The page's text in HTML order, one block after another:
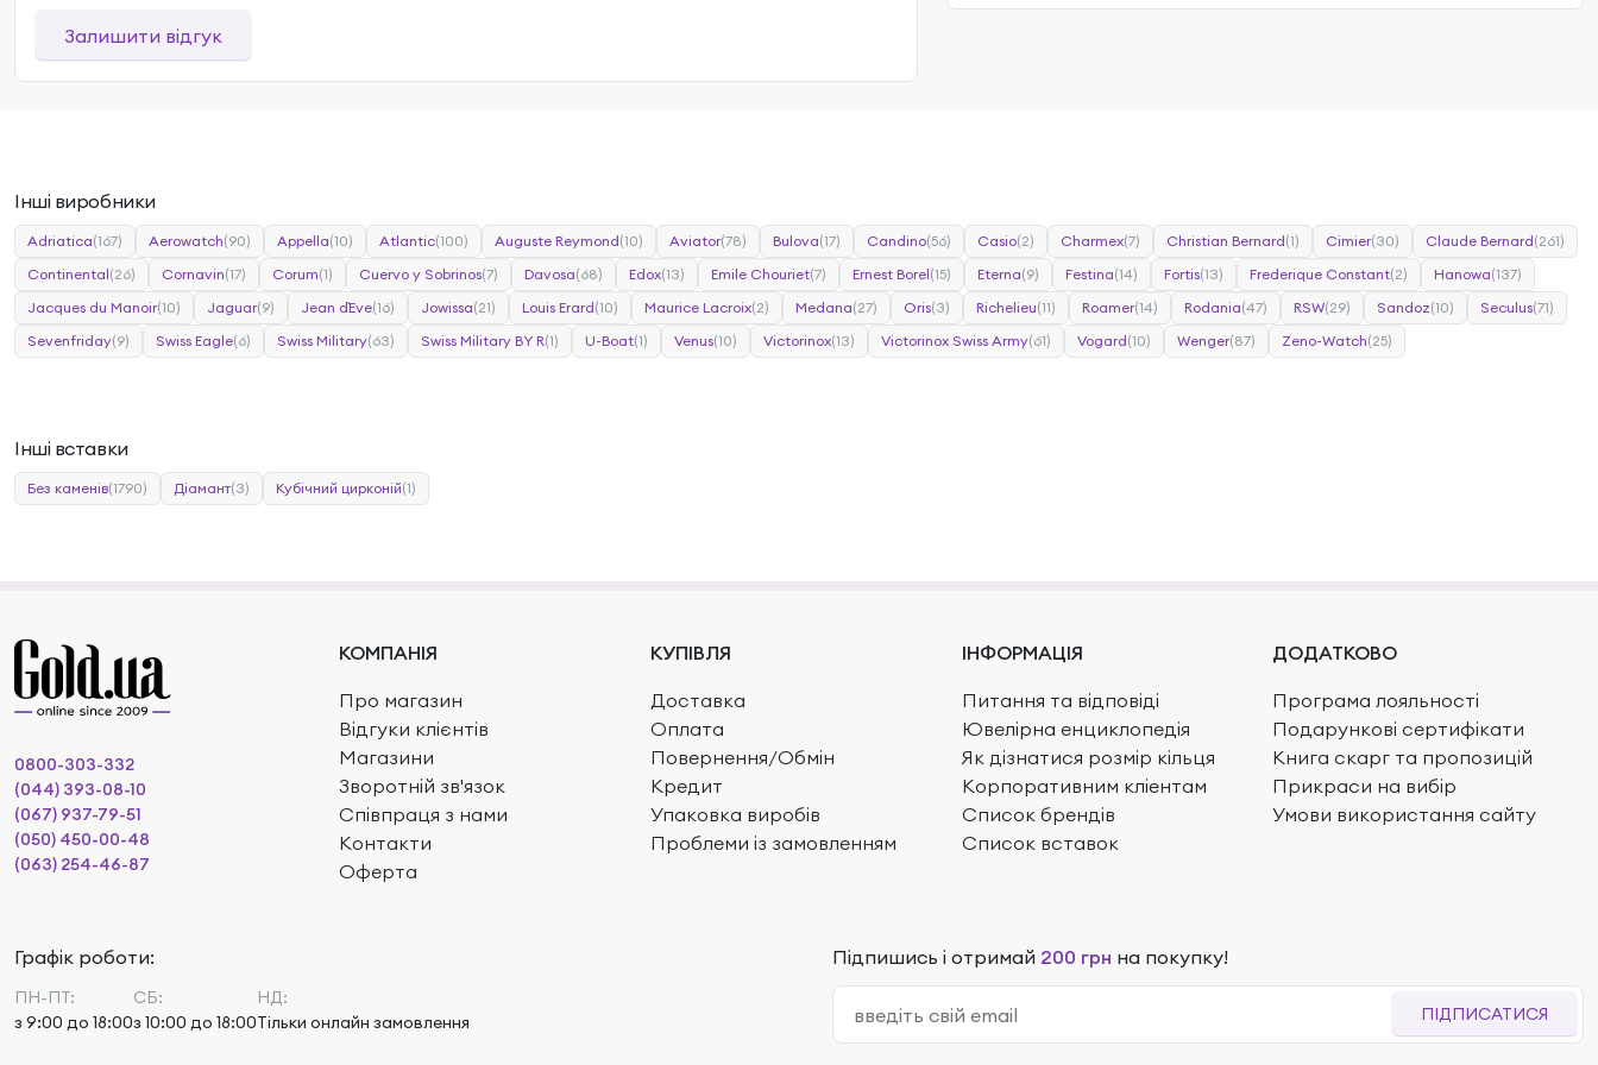
Залишити відгук
Інші виробники
Adriatica(167) Aerowatch(90) Appella(10) Atlantic(100) Auguste Reymond(10) Aviator(78) Bulova(17) Candino(56) Casio(2) Charmex(7) Christian Bernard(1) Cimier(30) Claude Bernard(261)
Continental(26) Cornavin(17) Corum(1) Cuervo y Sobrinos(7) Davosa(68) Edox(13) Emile Chouriet(7) Ernest Borel(15) Eterna(9) Festina(14) Fortis(13) Frederique Constant(2) Hanowa(137)
Jacques du Manoir(10) Jaguar(9) Jean d`Eve(16) Jowissa(21) Louis Erard(10) Maurice Lacroix(2) Medana(27) Oris(3) Richelieu(11) Roamer(14) Rodania(47) RSW(29) Sandoz(10) Seculus(71)
Sevenfriday(9) Swiss Eagle(6) Swiss Military(63) Swiss Military BY R(1) U-Boat(1) Venus(10) Victorinox(13) Victorinox Swiss Army(61) Vogard(10) Wenger(87) Zeno-Watch(25)
Інші вставки
Без каменів(1790) Діамант(3) Кубічний цирконій(1)
КОМПАНІЯ
Про магазин
Відгуки клієнтів
Магазини
Зворотній зв'язок
Співпраця з нами
Контакти
Оферта
КУПІВЛЯ
Доставка
Оплата
Повернення/Обмін
Кредит
Упаковка виробів
Проблеми із замовленням
ІНФОРМАЦІЯ
Питання та відповіді
Ювелірна енциклопедія
Як дізнатися розмір кільця
Корпоративним кліентам
Список брендів
Список вставок
ДОДАТКОВО
Програма лояльності
Подарункові сертифікати
Книга скарг та пропозицій
Прикраси на вибір
Умови використання сайту
0800-303-332
(044) 393-08-10
(067) 937-79-51
(050) 450-00-48
(063) 254-46-87
Графік роботи:
ПН-ПТ:
з 9:00 до 18:00
СБ:
з 10:00 до 18:00
НД:
Тільки онлайн замовлення
Підпишись і отримай 200 грн на покупку!
ПІДПИСАТИСЯ